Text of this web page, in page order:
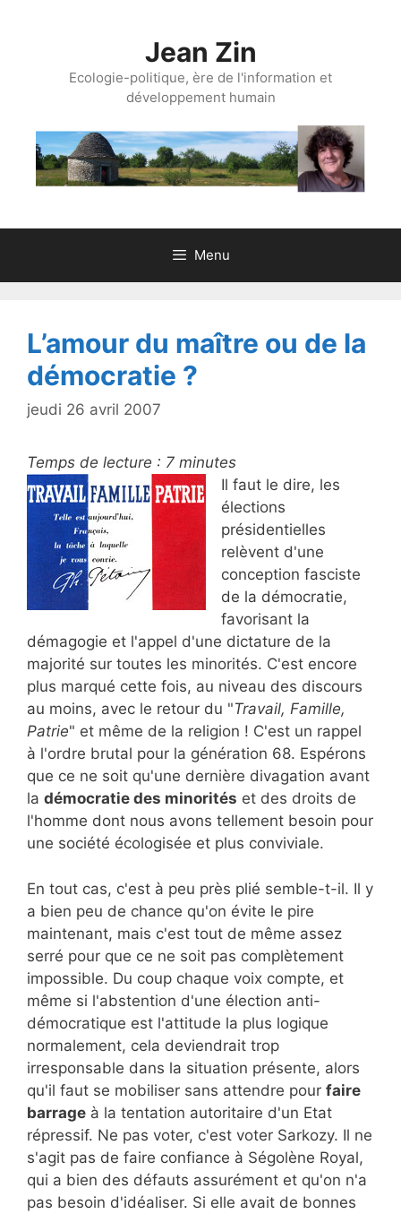
Jean Zin
Ecologie-politique, ère de l'information et
développement humain
Menu
L’amour du maître ou de la
démocratie ?
jeudi 26 avril 2007
Temps de lecture : 7 minutes
Il faut le dire, les
élections
présidentielles
relèvent d'une
conception fasciste
de la démocratie,
favorisant la
démagogie et l'appel d'une dictature de la
majorité sur toutes les minorités. C'est encore
plus marqué cette fois, au niveau des discours
au moins, avec le retour du "Travail, Famille,
Patrie" et même de la religion ! C'est un rappel
à l'ordre brutal pour la génération 68. Espérons
que ce ne soit qu'une dernière divagation avant
la démocratie des minorités et des droits de
l'homme dont nous avons tellement besoin pour
une société écologisée et plus conviviale.
En tout cas, c'est à peu près plié semble-t-il. Il y
a bien peu de chance qu'on évite le pire
maintenant, mais c'est tout de même assez
serré pour que ce ne soit pas complètement
impossible. Du coup chaque voix compte, et
même si l'abstention d'une élection anti-
démocratique est l'attitude la plus logique
normalement, cela deviendrait trop
irresponsable dans la situation présente, alors
qu'il faut se mobiliser sans attendre pour faire
barrage à la tentation autoritaire d'un Etat
répressif. Ne pas voter, c'est voter Sarkozy. Il ne
s'agit pas de faire confiance à Ségolène Royal,
qui a bien des défauts assurément et qu'on n'a
pas besoin d'idéaliser. Si elle avait de bonnes